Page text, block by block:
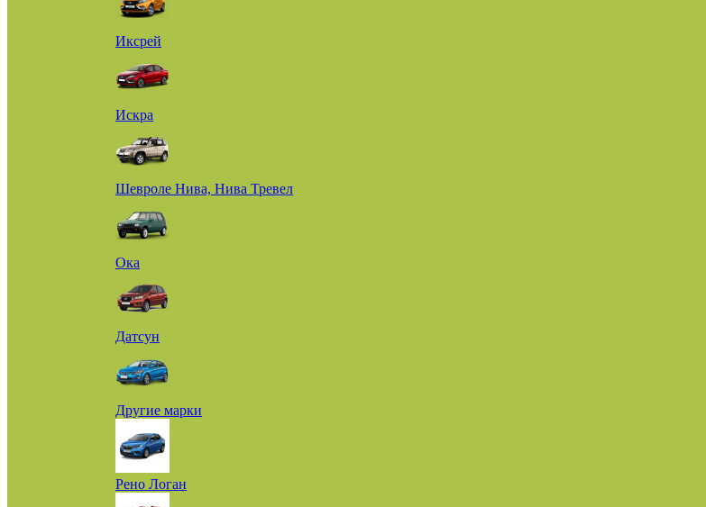
Иксрей
Искра
Шевроле Нива, Нива Тревел
Ока
Датсун
Другие марки
Рено Логан